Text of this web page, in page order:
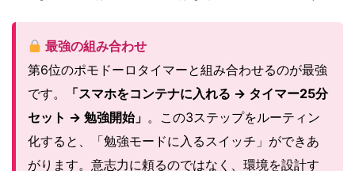
最強の組み合わせ
第6位のポモドーロタイマーと組み合わせるのが最強
です。
「スマホをコンテナに入れる → タイマー25分
セット → 勉強開始」 。この3ステップをルーティン
化すると、「勉強モードに入るスイッチ」ができあ
がります。意志力に頼るのではなく、環境を設計す